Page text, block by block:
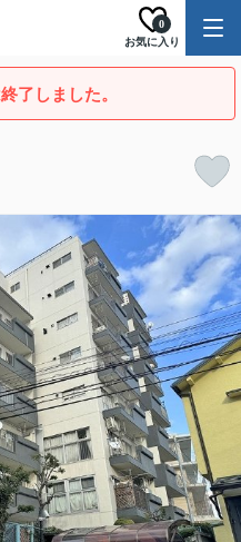
お気に入り
0
了しました。